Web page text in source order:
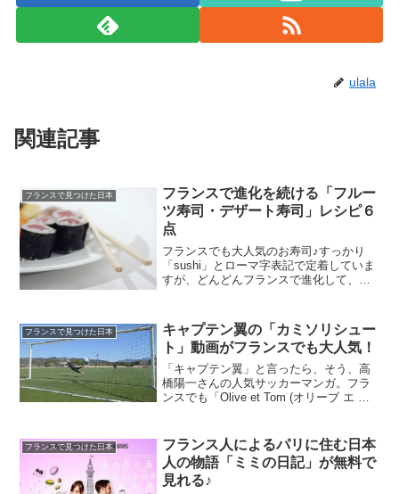
ulala
関連記事
フランスで見つけた日本
フランスで進化を続ける「フルー
ツ寿司・デザート寿司」レシピ６
点
フランスでも大人気のお寿司♪すっかり
「sushi」とローマ字表記で定着していま
すが、どんどんフランスで進化して、寿
べるのは甘い味。お米にミルクと砂糖を
入れてRiz au...
フランスで見つけた日本
キャプテン翼の「カミソリシュー
ト」動画がフランスでも大人気！
「キャプテン翼」と言ったら、そう、高
橋陽一さんの人気サッカーマンガ。フラ
ンスでも「Olive et Tom (オリーブ エ ト
かけなくなりましたが、このアニメを見
てい...
フランスで見つけた日本
フランス人によるパリに住む日本
人の物語「ミミの日記」が無料で
見れる♪